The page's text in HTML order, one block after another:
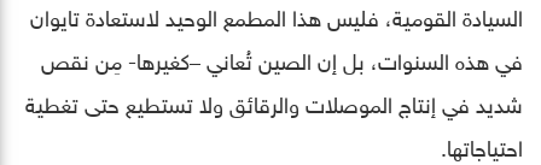
السيادة القومية، فليس هذا المطمع الوحيد لاستعادة تايوان
في هذه السنوات، بل إن الصين تُعاني –كغيرها- مِن نقص
شديد في إنتاج الموصلات والرقائق ولا تستطيع حتى تغطية
احتياجاتها.